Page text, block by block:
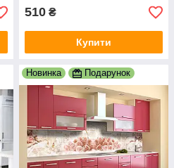
510 ₴
Купити
Новинка Подарунок